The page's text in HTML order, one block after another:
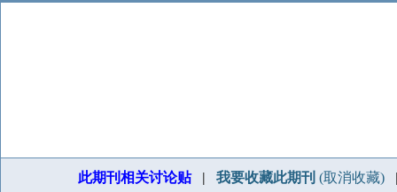
此期刊相关讨论贴| 我要收藏此期刊 (取消收藏)